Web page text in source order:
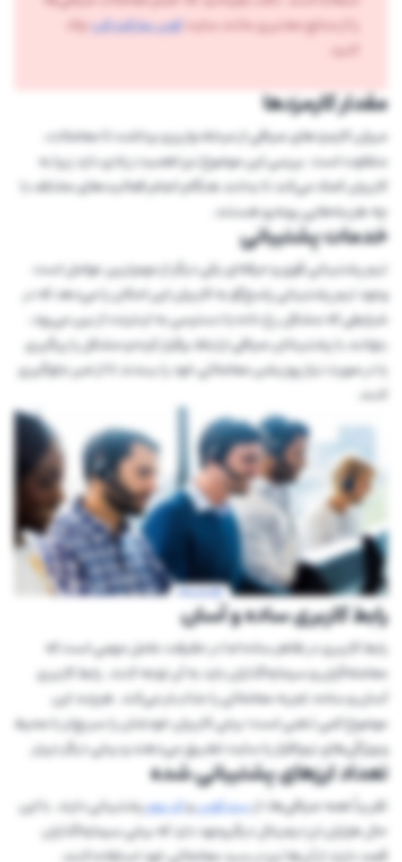
را از منابع معتبری مانند سایتکوین مارکت کپچک
کنید.
مقدار کارمزدها
میزان کارمزد‌های صرافی از مرحله واریز و برداشت تا معاملات،
متفاوت است. بررسی این موضوع نیز اهمیت زیادی دارد زیرا به
کاربران کمک می‌کند تا بدانند هنگام انجام فعالیت‌های مختلف با
چه هزینه‌هایی روبه‌رو هستند.
خدمات پشتیبانی
تیم پشتیبانی قوی و حرفه‌ای یکی دیگر از مهم‌ترین عوامل است.
وجود تیم پشتیبانی پاسخ‌گو به کاربران این امکان را می‌دهد که در
شرایطی که مشکل رخ داده یا دسترسی به اینترنت از بین می‌رود،
بتوانند با پشتیبانان صرافی ارتباط برقرار کرده و مشکل را پیگیری
یا در صورت نیاز پوزیشن معاملاتی خود را ببندند تا از ضرر جلوگیری
کنند.
رابط کاربری ساده و آسان
رابط کاربری در ظاهر ساده اما در حقیقت عامل مهمی است که
معامله‌گران و سرمایه‌گذاران باید به آن توجه کنند. رابط کاربری
آسان و ساده، تجربه معاملاتی را جذاب‌تر می‌کند. هرچند این
موضوع کمی ذهنی است؛ برخی کاربران خودشان را سریع‌تر با محیط
و ویژگی‌های نرم‌افزار یا سایت تطبیق می‌دهند و برخی دیگر دیرتر.
تعداد ارزهای پشتیبانی شده
تقریباً همه صرافی‌ها، ازبیت کوینواتریومپشتیبانی دارند. با این‌
حال هزاران ارز دیجیتال دیگر وجود دارد که برخی سرمایه‌گذاران
قصد دارند از آن‌ها نیز در سبد معاملاتی خود استفاده کنند.